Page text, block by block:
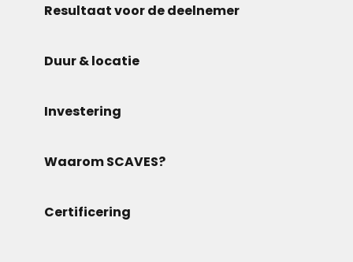
Resultaat voor de deelnemer
Duur & locatie
Investering
Waarom SCAVES?
Certificering